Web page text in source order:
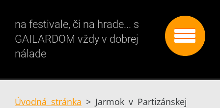
na festivale, či na hrade... s
GAILARDOM vždy v dobrej
nálade
Úvodná stránka > Jarmok v Partizánskej